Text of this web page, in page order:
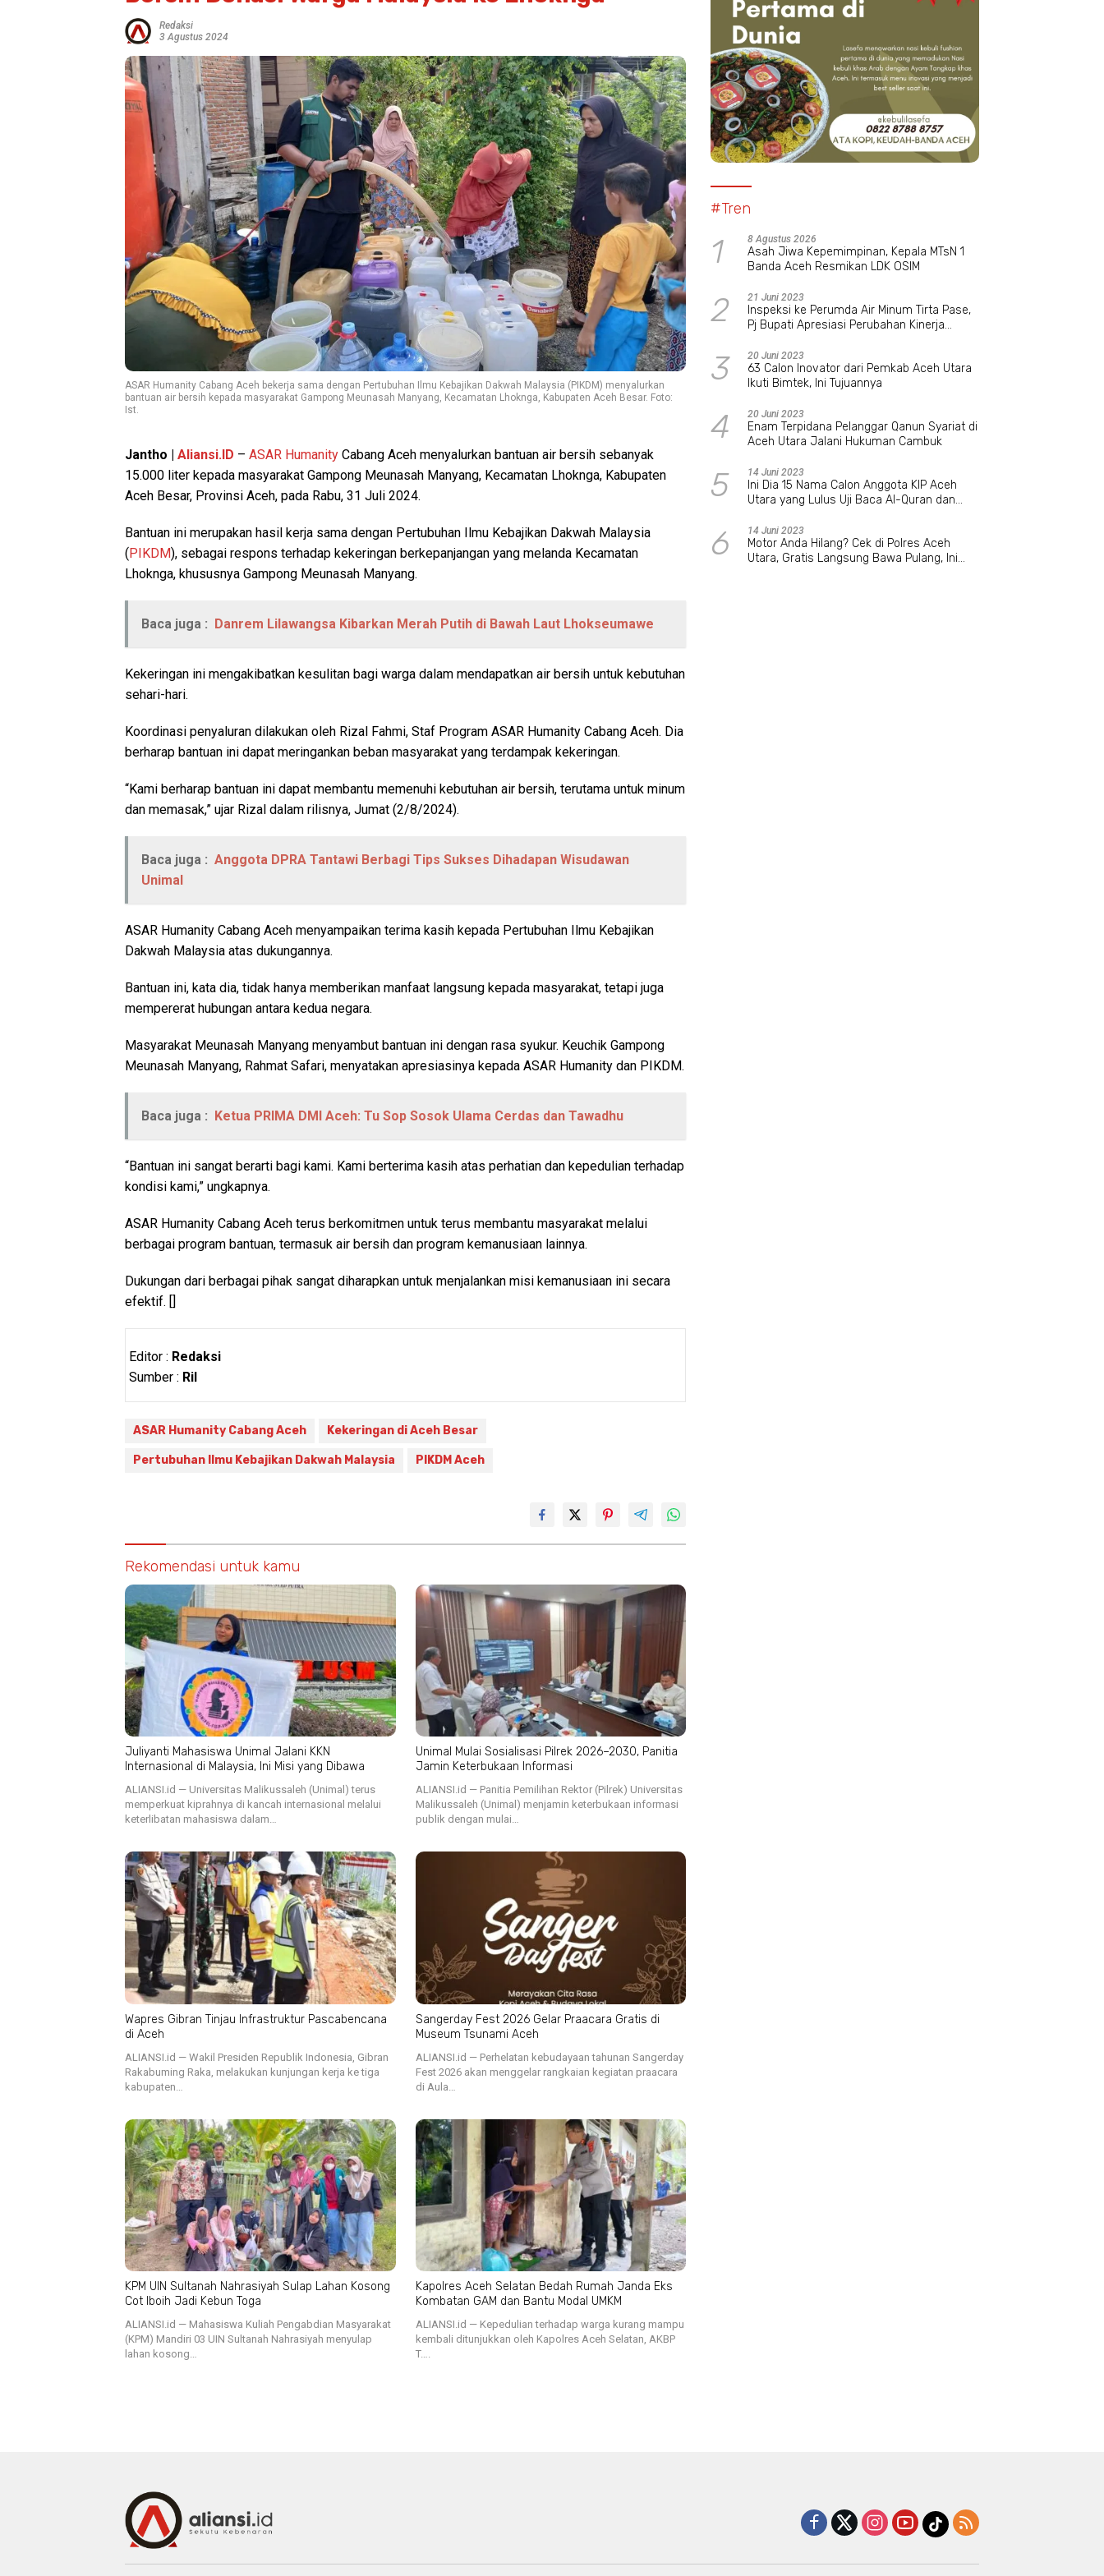
Redaksi
3 Agustus 2024
ASAR Humanity Cabang Aceh bekerja sama dengan Pertubuhan Ilmu Kebajikan Dakwah Malaysia (PIKDM) menyalurkan
bantuan air bersih kepada masyarakat Gampong Meunasah Manyang, Kecamatan Lhoknga, Kabupaten Aceh Besar. Foto:
Ist.
Jantho | Aliansi.ID – ASAR Humanity Cabang Aceh menyalurkan bantuan air bersih sebanyak
15.000 liter kepada masyarakat Gampong Meunasah Manyang, Kecamatan Lhoknga, Kabupaten
Aceh Besar, Provinsi Aceh, pada Rabu, 31 Juli 2024.
Bantuan ini merupakan hasil kerja sama dengan Pertubuhan Ilmu Kebajikan Dakwah Malaysia
(PIKDM), sebagai respons terhadap kekeringan berkepanjangan yang melanda Kecamatan
Lhoknga, khususnya Gampong Meunasah Manyang.
Baca juga : Danrem Lilawangsa Kibarkan Merah Putih di Bawah Laut Lhokseumawe
Kekeringan ini mengakibatkan kesulitan bagi warga dalam mendapatkan air bersih untuk kebutuhan
sehari-hari.
Koordinasi penyaluran dilakukan oleh Rizal Fahmi, Staf Program ASAR Humanity Cabang Aceh. Dia
berharap bantuan ini dapat meringankan beban masyarakat yang terdampak kekeringan.
“Kami berharap bantuan ini dapat membantu memenuhi kebutuhan air bersih, terutama untuk minum
dan memasak,” ujar Rizal dalam rilisnya, Jumat (2/8/2024).
Baca juga : Anggota DPRA Tantawi Berbagi Tips Sukses Dihadapan Wisudawan
Unimal
ASAR Humanity Cabang Aceh menyampaikan terima kasih kepada Pertubuhan Ilmu Kebajikan
Dakwah Malaysia atas dukungannya.
Bantuan ini, kata dia, tidak hanya memberikan manfaat langsung kepada masyarakat, tetapi juga
mempererat hubungan antara kedua negara.
Masyarakat Meunasah Manyang menyambut bantuan ini dengan rasa syukur. Keuchik Gampong
Meunasah Manyang, Rahmat Safari, menyatakan apresiasinya kepada ASAR Humanity dan PIKDM.
Baca juga : Ketua PRIMA DMI Aceh: Tu Sop Sosok Ulama Cerdas dan Tawadhu
“Bantuan ini sangat berarti bagi kami. Kami berterima kasih atas perhatian dan kepedulian terhadap
kondisi kami,” ungkapnya.
ASAR Humanity Cabang Aceh terus berkomitmen untuk terus membantu masyarakat melalui
berbagai program bantuan, termasuk air bersih dan program kemanusiaan lainnya.
Dukungan dari berbagai pihak sangat diharapkan untuk menjalankan misi kemanusiaan ini secara
efektif. []
Editor : Redaksi
Sumber : Ril
ASAR Humanity Cabang Aceh Kekeringan di Aceh Besar
Pertubuhan Ilmu Kebajikan Dakwah Malaysia PIKDM Aceh
Rekomendasi untuk kamu
Juliyanti Mahasiswa Unimal Jalani KKN
Internasional di Malaysia, Ini Misi yang Dibawa
ALIANSI.id — Universitas Malikussaleh (Unimal) terus
memperkuat kiprahnya di kancah internasional melalui
keterlibatan mahasiswa dalam…
Unimal Mulai Sosialisasi Pilrek 2026–2030, Panitia
Jamin Keterbukaan Informasi
ALIANSI.id — Panitia Pemilihan Rektor (Pilrek) Universitas
Malikussaleh (Unimal) menjamin keterbukaan informasi
publik dengan mulai…
Wapres Gibran Tinjau Infrastruktur Pascabencana
di Aceh
ALIANSI.id — Wakil Presiden Republik Indonesia, Gibran
Rakabuming Raka, melakukan kunjungan kerja ke tiga
kabupaten…
Sangerday Fest 2026 Gelar Praacara Gratis di
Museum Tsunami Aceh
ALIANSI.id — Perhelatan kebudayaan tahunan Sangerday
Fest 2026 akan menggelar rangkaian kegiatan praacara
di Aula…
KPM UIN Sultanah Nahrasiyah Sulap Lahan Kosong
Cot Iboih Jadi Kebun Toga
ALIANSI.id — Mahasiswa Kuliah Pengabdian Masyarakat
(KPM) Mandiri 03 UIN Sultanah Nahrasiyah menyulap
lahan kosong…
Kapolres Aceh Selatan Bedah Rumah Janda Eks
Kombatan GAM dan Bantu Modal UMKM
ALIANSI.id — Kepedulian terhadap warga kurang mampu
kembali ditunjukkan oleh Kapolres Aceh Selatan, AKBP
T….
#Tren
1 8 Agustus 2026
Asah Jiwa Kepemimpinan, Kepala MTsN 1
Banda Aceh Resmikan LDK OSIM
2 21 Juni 2023
Inspeksi ke Perumda Air Minum Tirta Pase,
Pj Bupati Apresiasi Perubahan Kinerja
3 20 Juni 2023
63 Calon Inovator dari Pemkab Aceh Utara
Ikuti Bimtek, Ini Tujuannya
4 20 Juni 2023
Enam Terpidana Pelanggar Qanun Syariat di
Aceh Utara Jalani Hukuman Cambuk
5 14 Juni 2023
Ini Dia 15 Nama Calon Anggota KIP Aceh
Utara yang Lulus Uji Baca Al-Quran dan
6 14 Juni 2023
Motor Anda Hilang? Cek di Polres Aceh
Utara, Gratis Langsung Bawa Pulang, Ini